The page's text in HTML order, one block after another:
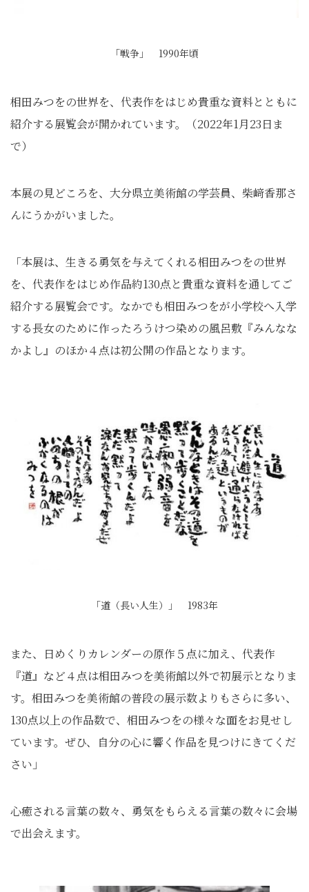
「戦争」 1990年頃
相田みつをの世界を、代表作をはじめ貴重な資料とともに
紹介する展覧会が開かれています。（2022年1月23日ま
で）
本展の見どころを、大分県立美術館の学芸員、柴﨑香那さ
んにうかがいました。
「本展は、生きる勇気を与えてくれる相田みつをの世界
を、代表作をはじめ作品約130点と貴重な資料を通してご
紹介する展覧会です。なかでも相田みつをが小学校へ入学
する長女のために作ったろうけつ染めの風呂敷『みんなな
かよし』のほか４点は初公開の作品となります。
「道（長い人生）」 1983年
また、日めくりカレンダーの原作５点に加え、代表作
『道』など４点は相田みつを美術館以外で初展示となりま
す。相田みつを美術館の普段の展示数よりもさらに多い、
130点以上の作品数で、相田みつをの様々な面をお見せし
ています。ぜひ、自分の心に響く作品を見つけにきてくだ
さい」
心癒される言葉の数々、勇気をもらえる言葉の数々に会場
で出会えます。